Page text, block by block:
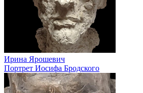
Ирина Ярошевич
Портрет Иосифа Бродского